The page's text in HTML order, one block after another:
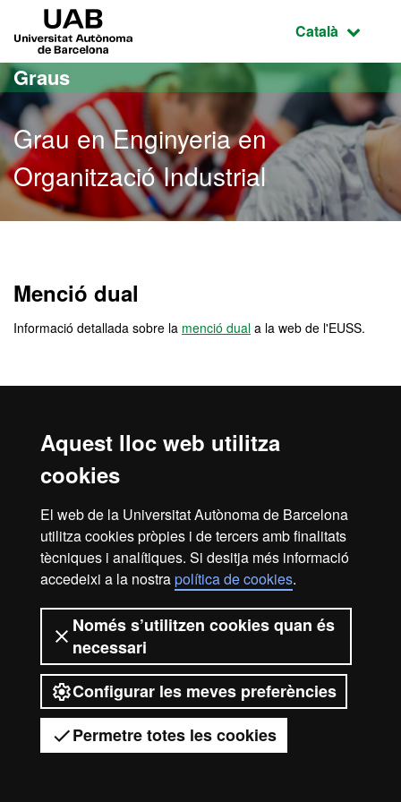
Aquest lloc web utilitza
cookies
El web de la Universitat Autònoma de Barcelona
utilitza cookies pròpies i de tercers amb finalitats
tècniques i analítiques. Si desitja més informació
accedeixi a la nostrapolítica de cookies.
Només s’utilitzen cookies quan és
necessari
Configurar les meves preferències
Permetre totes les cookies
Ves al contingut principal
Ves a la navegació de la pàgina
Idioma
Català
Graus
Grau en Enginyeria en
Organització Industrial
Tens dubtes?
Menció dual
Informació detallada sobre la menció dual a la web de l'EUSS.
Accessibilitat web
Mapa del web UAB
2026 Universitat Autònoma de
Barcelona